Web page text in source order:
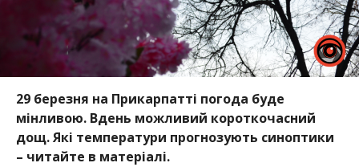
29 березня на Прикарпатті погода буде
мінливою. Вдень можливий короткочасний
дощ. Які температури прогнозують синоптики
– читайте в матеріалі.